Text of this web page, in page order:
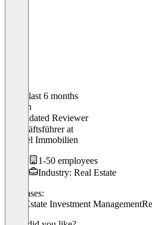
In the last 6 months
Torben
Validated Reviewer
Geschäftsführerat
Wenzel Immobilien
1-50 employees
Industry: Real Estate
Use cases:
Real Estate Investment Management